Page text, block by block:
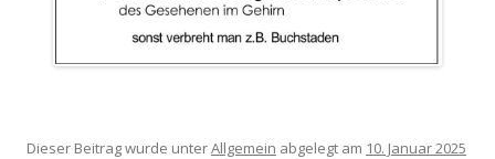
Dieser Beitrag wurde unterAllgemein abgelegt am 10. Januar 2025